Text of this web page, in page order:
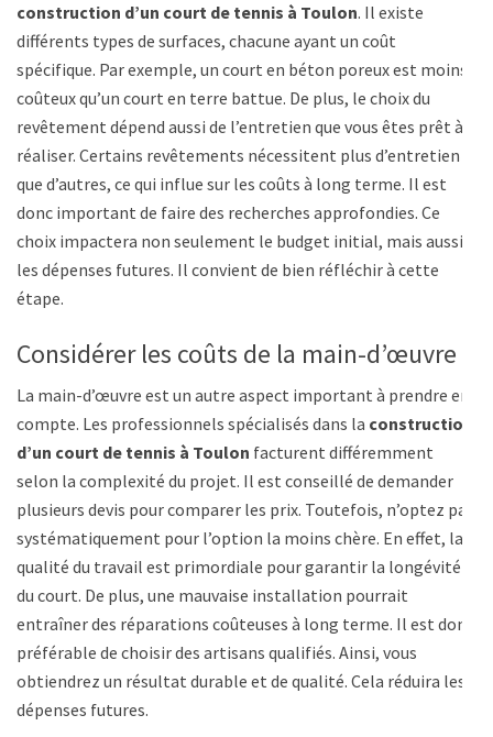
construction d’un court de tennis à Toulon. Il existe
différents types de surfaces, chacune ayant un coût
spécifique. Par exemple, un court en béton poreux est moins
coûteux qu’un court en terre battue. De plus, le choix du
revêtement dépend aussi de l’entretien que vous êtes prêt à
réaliser. Certains revêtements nécessitent plus d’entretien
que d’autres, ce qui influe sur les coûts à long terme. Il est
donc important de faire des recherches approfondies. Ce
choix impactera non seulement le budget initial, mais aussi
les dépenses futures. Il convient de bien réfléchir à cette
étape.
Considérer les coûts de la main-d’œuvre
La main-d’œuvre est un autre aspect important à prendre en
compte. Les professionnels spécialisés dans la construction
d’un court de tennis à Toulon facturent différemment
selon la complexité du projet. Il est conseillé de demander
plusieurs devis pour comparer les prix. Toutefois, n’optez pas
systématiquement pour l’option la moins chère. En effet, la
qualité du travail est primordiale pour garantir la longévité
du court. De plus, une mauvaise installation pourrait
entraîner des réparations coûteuses à long terme. Il est donc
préférable de choisir des artisans qualifiés. Ainsi, vous
obtiendrez un résultat durable et de qualité. Cela réduira les
dépenses futures.